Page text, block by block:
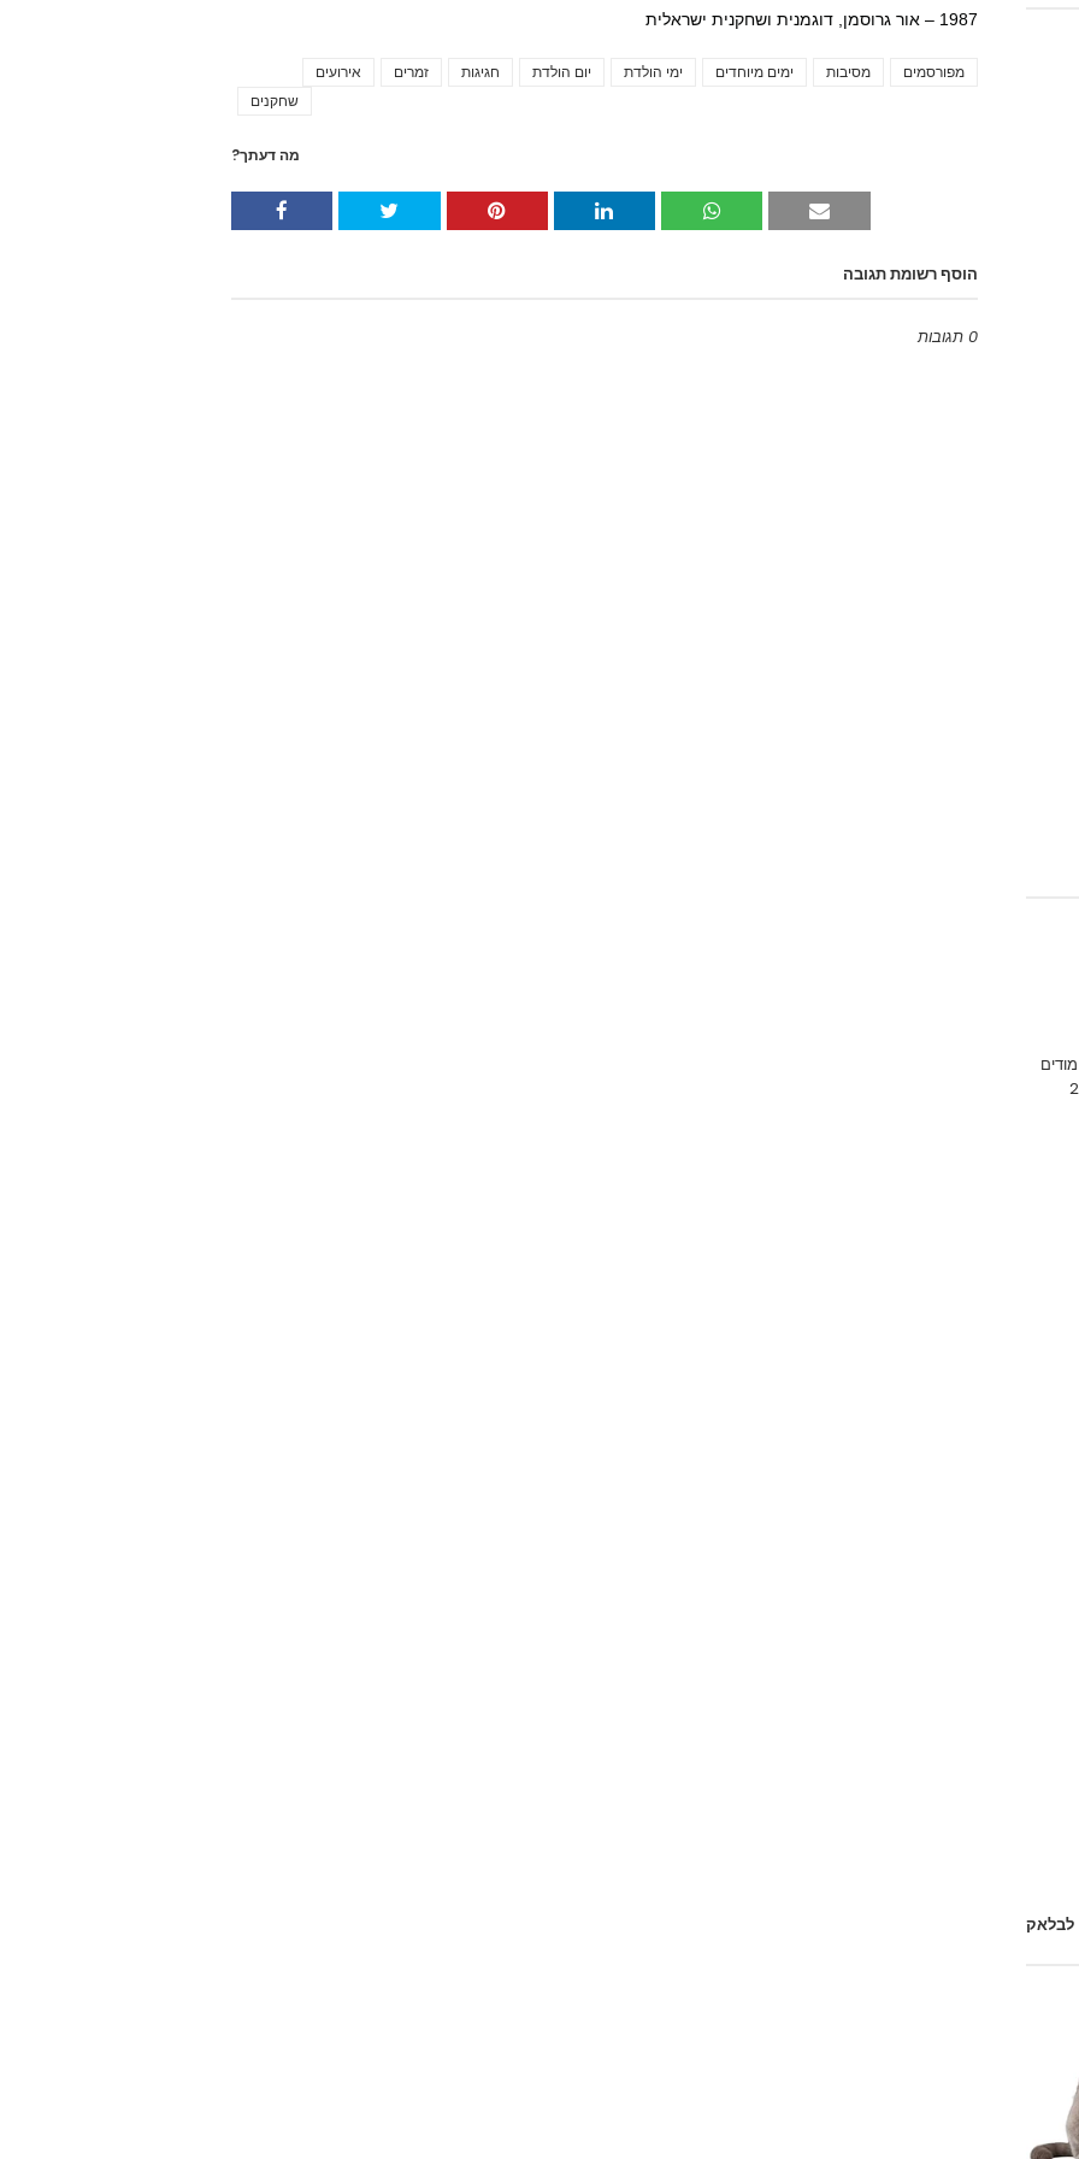
1987 – אור גרוסמן, דוגמנית ושחקנית ישראלית
אירועים זמרים חגיגות יום הולדת ימי הולדת ימים מיוחדים מסיבות
מפורסמים
שחקנים
מה דעתך?
הוסף רשומת תגובה
0 תגובות
לבלאק